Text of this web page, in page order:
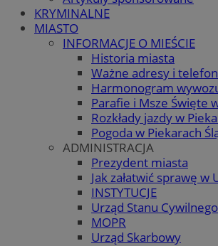
KRYMINALNE
MIASTO
INFORMACJE O MIEŚCIE
Historia miasta
Ważne adresy i
Harmonogram
Parafie i Msze Święte
Rozkłady jazdy w
Pogoda w Piekarach
ADMINISTRACJA
Prezydent miasta
Jak załatwić sprawę w
INSTYTUCJE
Urząd Stanu Cywilnego
MOPR
Urząd Skarbowy